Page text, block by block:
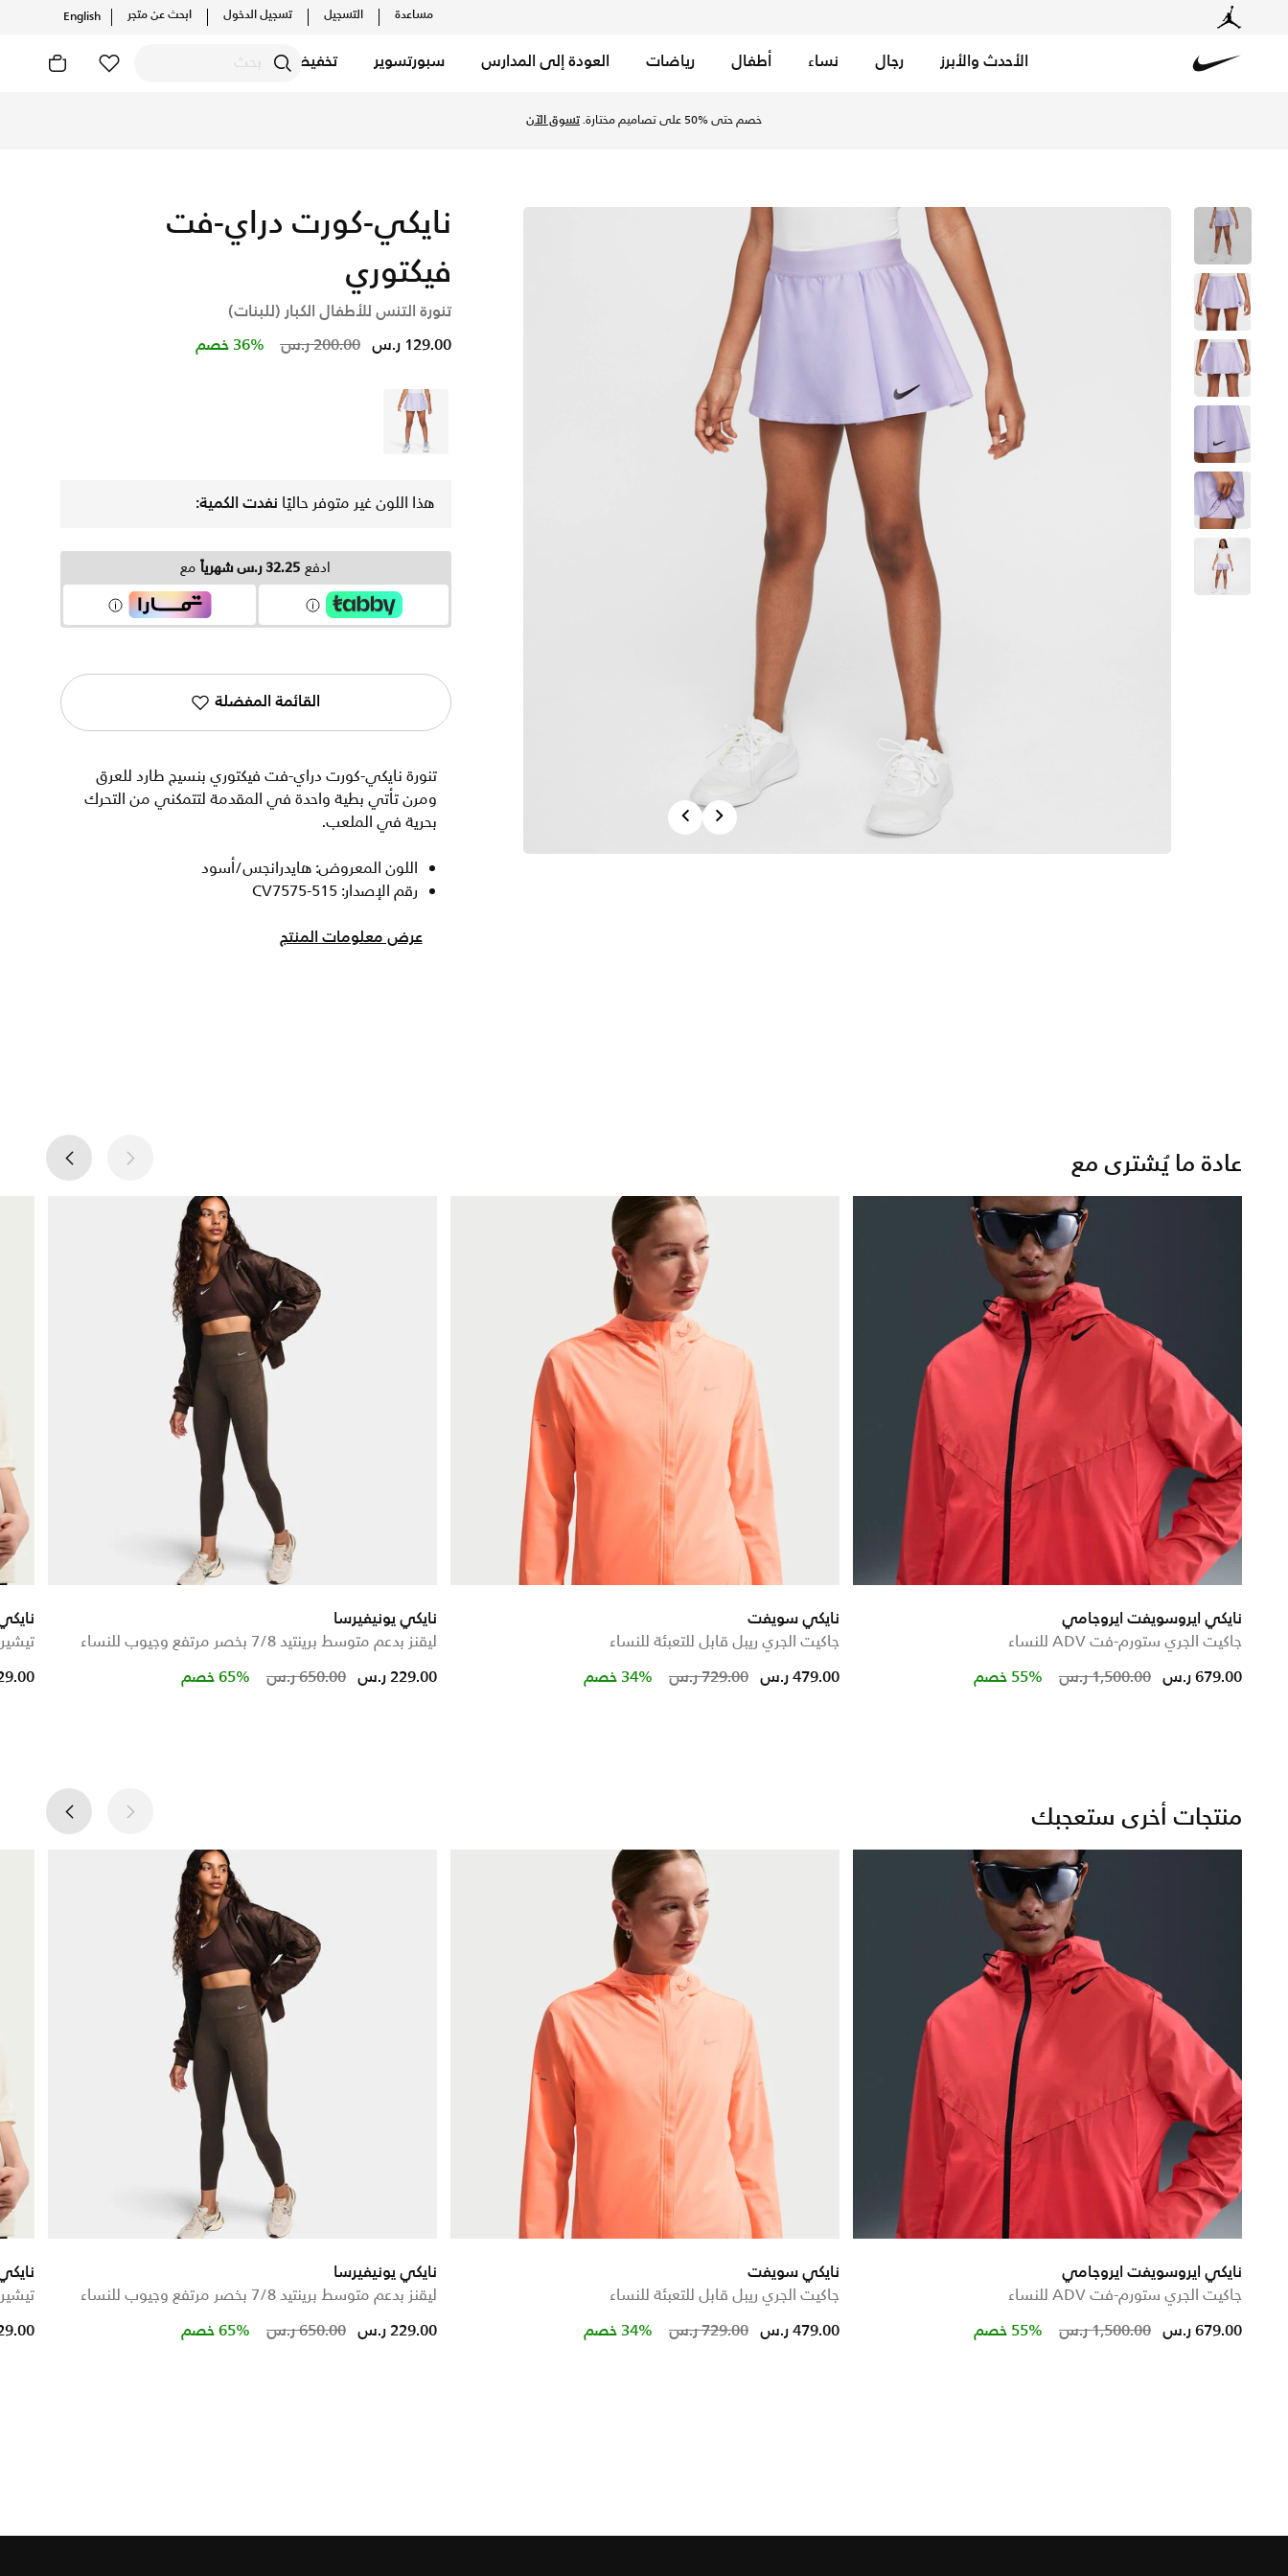
مساعدة التسجيل تسجيل الدخول ابحث عن متجر English
الأحدث والأبرز رجال نساء أطفال رياضات العودة إلى المدارس سبورتسوير تخفيضات
خصم حتى %50 على تصاميم مختارة. تسوق الآن
PreviousNext
نايكي-كورت دراي-فت
فيكتوري
تنورة التنس للأطفال الكبار (للبنات)
Price reduced from
200.00 ر.س to 129.00 ر.س 36% خصم
بنفسجي
هذا اللون غير متوفر حاليًا نفدت الكمية:
ادفع 32.25 ر.س شهرياً مع
القائمة المفضلة
تنورة نايكي-كورت دراي-فت فيكتوري بنسيج طارد للعرق
ومرن تأتي بطية واحدة في المقدمة لتتمكني من التحرك
بحرية في الملعب.
اللون المعروض: هايدرانجس/أسود
رقم الإصدار: CV7575-515
عرض معلومات المنتج
عادة ما يُشترى مع
نايكي ايروسويفت ايروجامي
جاكيت الجري ستورم-فت ADV للنساء
Price reduced from1,500.00 ر.س to 679.00 ر.س 55% خصم
نايكي سويفت
جاكيت الجري ريبل قابل للتعبئة للنساء
Price reduced from729.00 ر.س to
479.00 ر.س 34% خصم
نايكي يونيفيرسا
ليقنز بدعم متوسط برينتيد 7/8 بخصر مرتفع وجيوب للنساء
Price reduced from
650.00 ر.سto 229.00 ر.س 65% خصم
منتجات أخرى ستعجبك
نايكي ايروسويفت ايروجامي
جاكيت الجري ستورم-فت ADV للنساء
Price reduced from1,500.00 ر.س to 679.00 ر.س 55% خصم
نايكي سويفت
جاكيت الجري ريبل قابل للتعبئة للنساء
Price reduced from729.00 ر.س to
479.00 ر.س 34% خصم
نايكي يونيفيرسا
ليقنز بدعم متوسط برينتيد 7/8 بخصر مرتفع وجيوب للنساء
Price reduced from
650.00 ر.سto 229.00 ر.س 65% خصم